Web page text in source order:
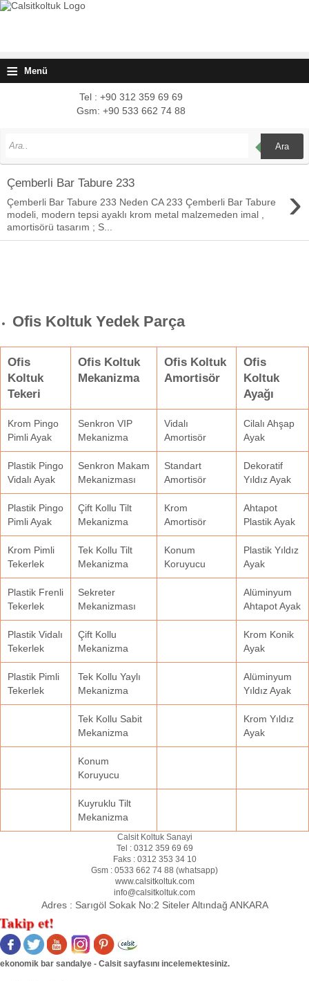
≡ Menü
Tel : +90 312 359 69 69
Gsm: +90 533 662 74 88
Ara
Çemberli Bar Tabure 233 ›
Çemberli Bar Tabure 233 Neden CA 233 Çemberli Bar Tabure
modeli, modern tepsi ayaklı krom metal malzemeden imal ,
amortisörü tasarım ; S...
Ofis Koltuk Yedek Parça
Ofis
Koltuk
Tekeri
Ofis Koltuk
Mekanizma
Ofis Koltuk
Amortisör
Ofis
Koltuk
Ayağı
Krom Pingo
Pimli Ayak
Senkron VIP
Mekanizma
Vidalı
Amortisör
Cilalı Ahşap
Ayak
Plastik Pingo
Vidalı Ayak
Senkron Makam
Mekanizması
Standart
Amortisör
Dekoratif
Yıldız Ayak
Plastik Pingo
Pimli Ayak
Çift Kollu Tilt
Mekanizma
Krom
Amortisör
Ahtapot
Plastik Ayak
Krom Pimli
Tekerlek
Tek Kollu Tilt
Mekanizma
Konum
Koruyucu
Plastik Yıldız
Ayak
Plastik Frenli
Tekerlek
Sekreter
Mekanizması
Alüminyum
Ahtapot Ayak
Plastik Vidalı
Tekerlek
Çift Kollu
Mekanizma
Krom Konik
Ayak
Plastik Pimli
Tekerlek
Tek Kollu Yaylı
Mekanizma
Alüminyum
Yıldız Ayak
Tek Kollu Sabit
Mekanizma
Krom Yıldız
Ayak
Konum
Koruyucu
Kuyruklu Tilt
Mekanizma
Calsit Koltuk Sanayi
Tel : 0312 359 69 69
Faks : 0312 353 34 10
Gsm : 0533 662 74 88 (whatsapp)
www.calsitkoltuk.com
info@calsitkoltuk.com
Adres : Sarıgöl Sokak No:2 Siteler Altındağ ANKARA
ekonomik bar sandalye - Calsit sayfasını incelemektesiniz.